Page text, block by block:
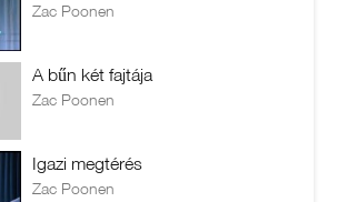
Zac Poonen
A bűn két fajtája
Zac Poonen
Igazi megtérés
Zac Poonen